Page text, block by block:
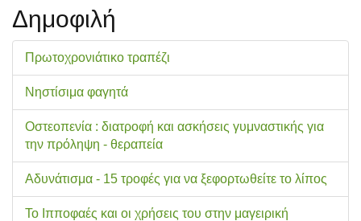
Δημοφιλή
Πρωτοχρονιάτικο τραπέζι
Νηστίσιμα φαγητά
Οστεοπενία : διατροφή και ασκήσεις γυμναστικής για
την πρόληψη - θεραπεία
Αδυνάτισμα - 15 τροφές για να ξεφορτωθείτε το λίπος
Το Ιπποφαές και οι χρήσεις του στην μαγειρική